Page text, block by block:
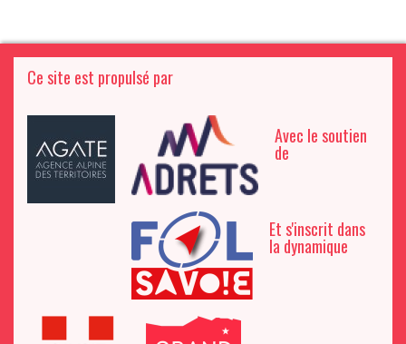
Ce site est propulsé par
Avec le soutien
de
Et s'inscrit dans
la dynamique